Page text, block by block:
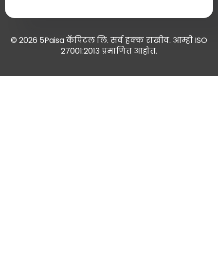
© 2026 5Paisa कॅपिटल लि. सर्व हक्क राखीव. आम्ही ISO
27001:2013 प्रमाणित आहोत.